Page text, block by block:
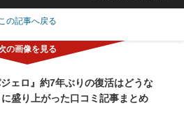
この記事へ戻る
ェロ』約7年ぶりの復活はどうな
盛り上がった口コミ記事まとめ